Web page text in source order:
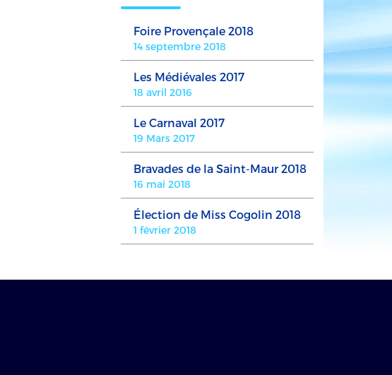
Foire Provençale 2018
14 septembre 2018
Les Médiévales 2017
18 avril 2016
Le Carnaval 2017
19 Mars 2017
Bravades de la Saint-Maur 2018
16 mai 2018
Élection de Miss Cogolin 2018
1 février 2018